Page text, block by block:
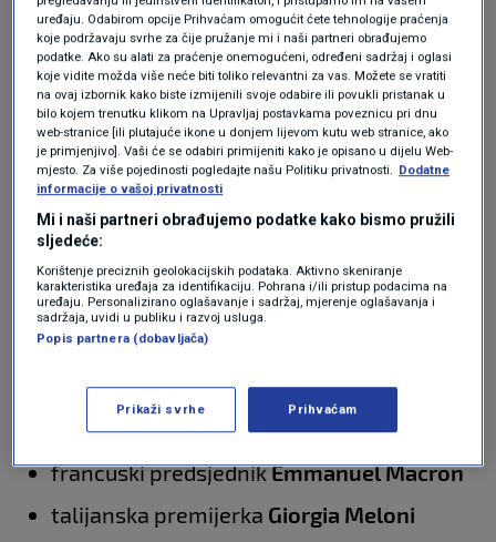
+ 4
POGLEDAJTE GALERIJU
Zelenskom su se u Washingtonu pridružili
sljedeći europski čelnici i dužnosnici:
predsjednica Europske komisije
von der Leyen
francuski predsjednikEmmanuel Macron
talijanska premijerka Giorgia Meloni
uređaju. Odabirom opcije Prihvaćam omogućit ćete tehnologije praćenja
koje podržavaju svrhe za čije pružanje mi i naši partneri obrađujemo
podatke. Ako su alati za praćenje onemogućeni, određeni sadržaj i oglasi
koje vidite možda više neće biti toliko relevantni za vas. Možete se vratiti
na ovaj izbornik kako biste izmijenili svoje odabire ili povukli pristanak u
bilo kojem trenutku klikom na Upravljaj postavkama poveznicu pri dnu
web-stranice [ili plutajuće ikone u donjem lijevom kutu web stranice, ako
je primjenjivo]. Vaši će se odabiri primijeniti kako je opisano u dijelu Web-
mjesto. Za više pojedinosti pogledajte našu Politiku privatnosti. Dodatne
informacije o vašoj privatnosti
Mi i naši partneri obrađujemo podatke kako bismo pružili
sljedeće:
Korištenje preciznih geolokacijskih podataka. Aktivno skeniranje
karakteristika uređaja za identifikaciju. Pohrana i/ili pristup podacima na
uređaju. Personalizirano oglašavanje i sadržaj, mjerenje oglašavanja i
sadržaja, uvidi u publiku i razvoj usluga.
Popis partnera (dobavljača)
Prikaži svrhe Prihvaćam